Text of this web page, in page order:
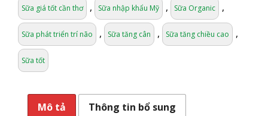
Sữa giá tốt cần thơ , Sữa nhập khẩu Mỹ , Sữa Organic ,
Sữa phát triển trí não , Sữa tăng cân , Sữa tăng chiều cao ,
Sữa tốt
Mô tả
Thông tin bổ sung